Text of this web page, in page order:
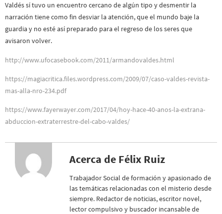
Valdés sí tuvo un encuentro cercano de algún tipo y desmentir la
narración tiene como fin desviar la atención, que el mundo baje la
guardia y no esté así preparado para el regreso de los seres que
avisaron volver.
http://www.ufocasebook.com/2011/armandovaldes.html
https://magiacritica.files.wordpress.com/2009/07/caso-valdes-revista-
mas-alla-nro-234.pdf
https://www.fayerwayer.com/2017/04/hoy-hace-40-anos-la-extrana-
abduccion-extraterrestre-del-cabo-valdes/
Acerca de Félix Ruiz
Trabajador Social de formación y apasionado de
las temáticas relacionadas con el misterio desde
siempre. Redactor de noticias, escritor novel,
lector compulsivo y buscador incansable de